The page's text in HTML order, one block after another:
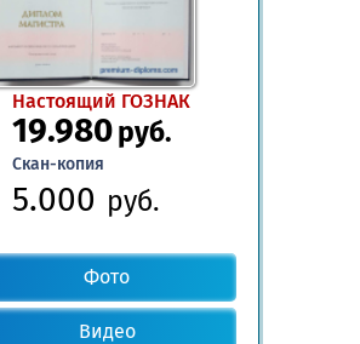
Настоящий ГОЗНАК
19.980руб.
Скан-копия
5.000 руб.
Фото
Видео